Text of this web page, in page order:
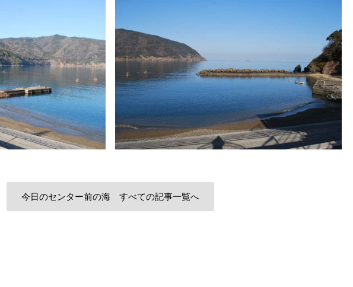
今日のセンター前の海 すべての記事一覧へ